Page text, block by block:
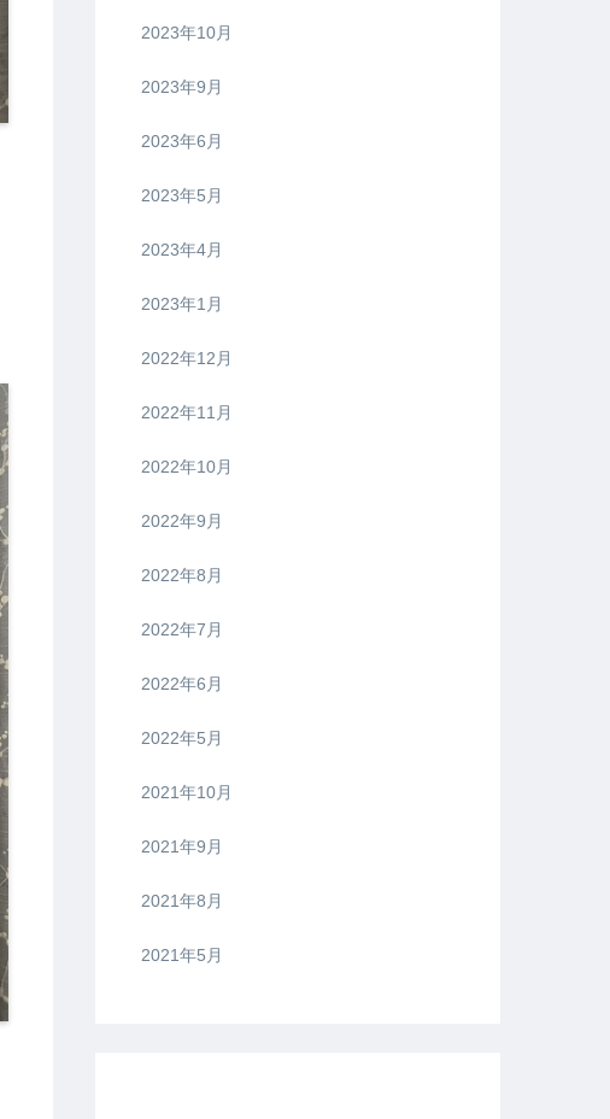
2023年10月
2023年9月
2023年6月
2023年5月
2023年4月
2023年1月
2022年12月
2022年11月
2022年10月
2022年9月
2022年8月
2022年7月
2022年6月
2022年5月
2021年10月
2021年9月
2021年8月
2021年5月